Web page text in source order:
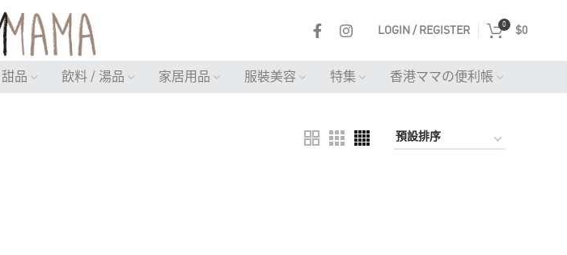
LOGIN / REGISTER
0
$0
品 飲料 / 湯品 家居用品 服裝美容 特集 香港ママの便利帳